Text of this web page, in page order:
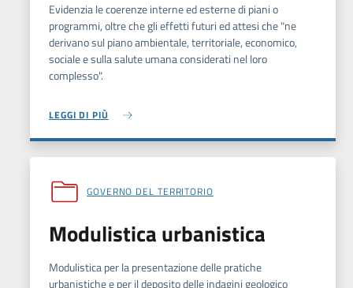
Evidenzia le coerenze interne ed esterne di piani o
programmi, oltre che gli effetti futuri ed attesi che "ne
derivano sul piano ambientale, territoriale, economico,
sociale e sulla salute umana considerati nel loro
complesso".
LEGGI DI PIÙ
GOVERNO DEL TERRITORIO
Modulistica urbanistica
Modulistica per la presentazione delle pratiche
urbanistiche e per il deposito delle indagini geologico